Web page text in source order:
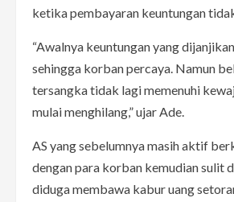
ketika pembayaran keuntungan
“Awalnya keuntungan yang
sehingga korban percaya. Namun
tersangka tidak lagi memenuhi
mulai menghilang,” ujar Ade.
AS yang sebelumnya masih aktif
dengan para korban kemudian sulit
diduga membawa kabur uang